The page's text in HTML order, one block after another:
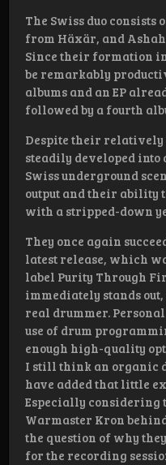
The Swiss duo
from Häxär, and
Since their formation
be remarkably
albums and an EP
followed by a fourth
Despite their relatively
steadily developed into
Swiss underground
output and their ability
with a stripped-down
They once again
latest release, which
label Purity Through
immediately stands
real drummer.
use of drum
enough high-quality
I still think an organic
have added that little
Especially considering
Warmaster Kron
the question of why
for the recording